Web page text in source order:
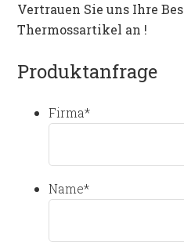
Vertrauen Sie uns Ihre
Thermossartikel an !
Produktanfrage
Firma*
Name*